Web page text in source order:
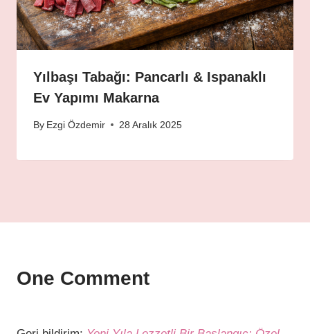
Yılbaşı Tabağı: Pancarlı & Ispanaklı
Ev Yapımı Makarna
By Ezgi Özdemir 28 Aralık 2025
One Comment